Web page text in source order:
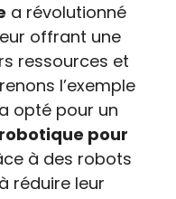
a révolutionné
offrant une
ressources et
l’exemple
opté pour un
pour
à des robots
réduire leur